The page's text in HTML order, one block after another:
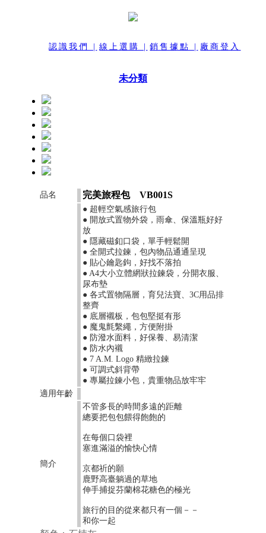
認識我們 | 線上選購 | 銷售據點 | 廠商登入
未分類
品名 完美旅程包 VB001S
● 超輕空氣感旅行包
● 開放式置物外袋，雨傘、保溫瓶好好
放
● 隱藏磁釦口袋，單手輕鬆開
● 全開式拉鍊，包內物品通通呈現
● 貼心鑰匙鉤，好找不落拍
● A4大小立體網狀拉鍊袋，分開衣服、
尿布墊
● 各式置物隔層，育兒法寶、3C用品排
整齊
● 底層襯板，包包堅挺有形
● 魔鬼氈繫繩，方便附掛
● 防潑水面料，好保養、易清潔
● 防水內襯
● 7 A.M. Logo 精緻拉鍊
● 可調式斜背帶
● 專屬拉鍊小包，貴重物品放牢牢
適用年齡
簡介
不管多長的時間多遠的距離
總要把包包餵得飽飽的
在每個口袋裡
塞進滿溢的愉快心情
京都祈的願
鹿野高臺躺過的草地
伸手捕捉芬蘭棉花糖色的極光
旅行的目的從來都只有一個－－
和你一起